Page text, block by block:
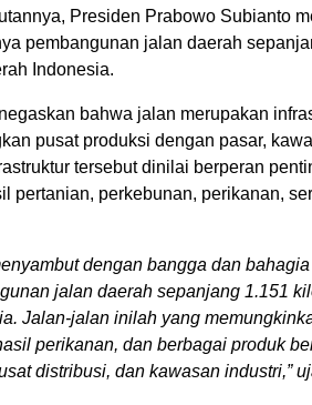
Presiden Prabowo Subianto
pembangunan jalan daerah
Indonesia.
bahwa jalan merupakan
pusat produksi dengan pasar,
tersebut dinilai berperan
pertanian, perkebunan, perikanan,
dengan bangga dan
jalan daerah sepanjang 1.151
Jalan-jalan inilah yang
perikanan, dan berbagai produk
distribusi, dan kawasan industri,”